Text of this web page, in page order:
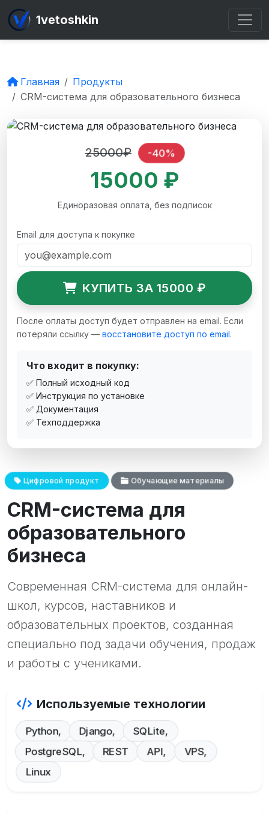
1vetoshkin
Главная
Продукты
CRM-система для образовательного бизнеса
25000₽ -40%
15000 ₽
Единоразовая оплата, без подписок
Email для доступа к покупке
КУПИТЬ ЗА 15000 ₽
После оплаты доступ будет отправлен на email. Если
потеряли ссылку — восстановите доступ по email.
Что входит в покупку:
✅ Полный исходный код
✅ Инструкция по установке
✅ Документация
✅ Техподдержка
Цифровой продукт Обучающие материалы
CRM-система для
образовательного
бизнеса
Современная CRM-система для онлайн-
школ, курсов, наставников и
образовательных проектов, созданная
специально под задачи обучения, продаж
и работы с учениками.
Используемые технологии
Python, Django,
SQLite,
PostgreSQL,
REST API,
VPS,
Linux